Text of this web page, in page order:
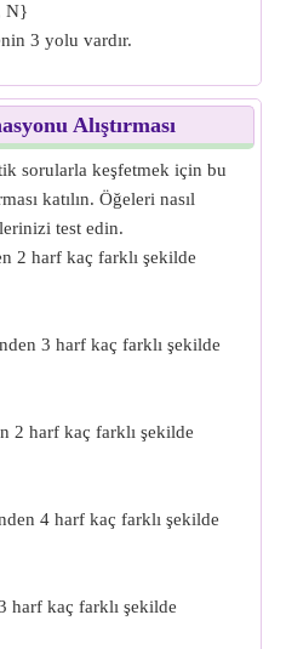
N}
3 yolu vardır.
Alıştırması
sorularla keşfetmek için bu
katılın. Öğeleri nasıl
test edin.
2 harf kaç farklı şekilde
3 harf kaç farklı şekilde
2 harf kaç farklı şekilde
4 harf kaç farklı şekilde
harf kaç farklı şekilde